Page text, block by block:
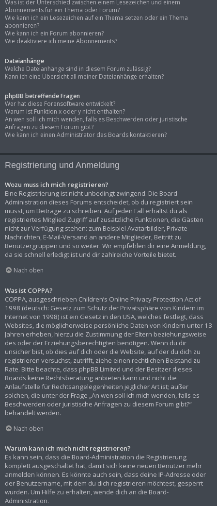
Was ist der Unterschied zwischen einem Lesezeichen und einem
Abonnements für ein Thema oder Forum?
Wie kann ich ein Lesezeichen auf ein Thema setzen oder ein Thema
abonnieren?
Wie kann ich ein Forum abonnieren?
Wie deaktiviere ich meine Abonnements?
Dateianhänge
Welche Dateianhänge sind in diesem Forum zulässig?
Kann ich eine Übersicht all meiner Dateianhänge erhalten?
phpBB betreffende Fragen
Wer hat diese Forensoftware entwickelt?
Warum ist Funktion x oder y nicht enthalten?
An wen soll ich mich wenden, falls es Beschwerden oder juristische
Anfragen zu diesem Forum gibt?
Wie kann ich einen Administrator des Boards kontaktieren?
Registrierung und Anmeldung
Wozu muss ich mich registrieren?
Eine Registrierung ist nicht unbedingt zwingend. Die Board-
Administration dieses Forums entscheidet, ob du registriert sein
musst, um Beiträge zu schreiben. Auf jeden Fall erhältst du als
registriertes Mitglied Zugriff auf zusätzliche Funktionen, die Gästen
nicht zur Verfügung stehen: zum Beispiel Avatarbilder, Private
Nachrichten, E-Mail-Versand an andere Mitglieder, Beitritt zu
Benutzergruppen und so weiter. Wir empfehlen dir eine Anmeldung,
da sie schnell erledigt ist und dir zahlreiche Vorteile bietet.
Nach oben
Was ist COPPA?
COPPA, ausgeschrieben Children’s Online Privacy Protection Act of
1998 (deutsch: Gesetz zum Schutz der Privatsphäre von Kindern im
Internet von 1998) ist ein Gesetz in den USA, welches festlegt, dass
Websites, die möglicherweise persönliche Daten von Kindern unter 13
Jahren erheben, hierzu die Zustimmung der Eltern beziehungsweise
des oder der Erziehungsberechtigten benötigen. Wenn du dir
unsicher bist, ob dies auf dich oder die Website, auf der du dich zu
registrieren versuchst, zutrifft, ziehe einen rechtlichen Beistand zu
Rate. Bitte beachte, dass phpBB Limited und der Besitzer dieses
Boards keine Rechtsberatung anbieten kann und nicht die
Anlaufstelle für Rechtsangelegenheiten jeglicher Art ist; außer
solchen, die unter der Frage „An wen soll ich mich wenden, falls es
Beschwerden oder juristische Anfragen zu diesem Forum gibt?“
behandelt werden.
Nach oben
Warum kann ich mich nicht registrieren?
Es kann sein, dass die Board-Administration die Registrierung
komplett ausgeschaltet hat, damit sich keine neuen Benutzer mehr
anmelden können. Es könnte auch sein, dass deine IP-Adresse oder
der Benutzername, mit dem du dich registrieren möchtest, gesperrt
wurden. Um Hilfe zu erhalten, wende dich an die Board-
Administration.